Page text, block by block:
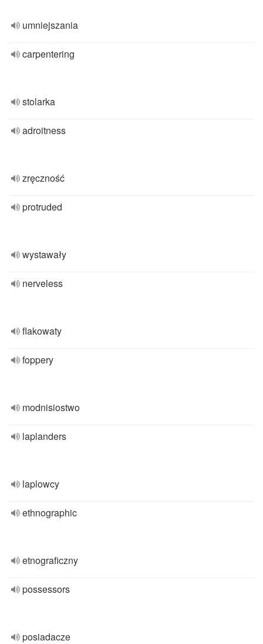
umniejszania
carpentering
stolarka
adroitness
zręczność
protruded
wystawały
nerveless
flakowaty
foppery
modnisiostwo
laplanders
laplowcy
ethnographic
etnograficzny
possessors
posiadacze